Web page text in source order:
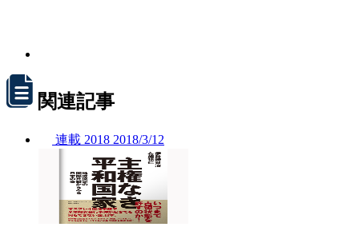
関連記事
連載 2018 2018/3/12